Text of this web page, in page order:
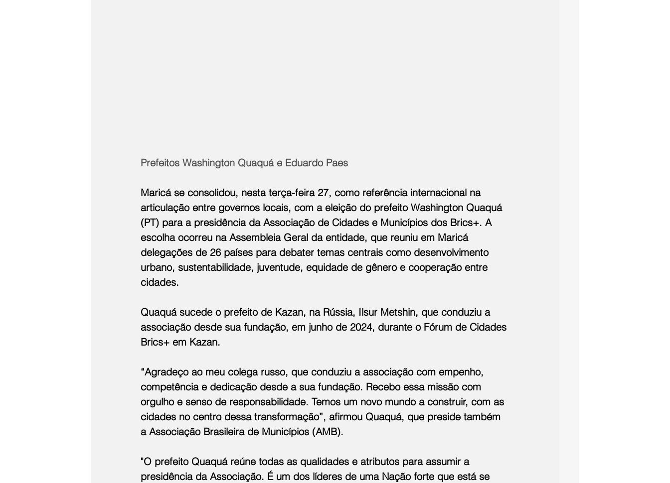
Prefeitos Washington Quaquá e Eduardo Paes
Maricá se consolidou, nesta terça-feira 27, como referência internacional na
articulação entre governos locais, com a eleição do prefeito Washington Quaquá
(PT) para a presidência da Associação de Cidades e Municípios dos Brics+. A
escolha ocorreu na Assembleia Geral da entidade, que reuniu em Maricá
delegações de 26 países para debater temas centrais como desenvolvimento
urbano, sustentabilidade, juventude, equidade de gênero e cooperação entre
cidades.
Quaquá sucede o prefeito de Kazan, na Rússia, Ilsur Metshin, que conduziu a
associação desde sua fundação, em junho de 2024, durante o Fórum de Cidades
Brics+ em Kazan.
“Agradeço ao meu colega russo, que conduziu a associação com empenho,
competência e dedicação desde a sua fundação. Recebo essa missão com
orgulho e senso de responsabilidade. Temos um novo mundo a construir, com as
cidades no centro dessa transformação”, afirmou Quaquá, que preside também
a Associação Brasileira de Municípios (AMB).
"O prefeito Quaquá reúne todas as qualidades e atributos para assumir a
presidência da Associação. É um dos líderes de uma Nação forte que está se